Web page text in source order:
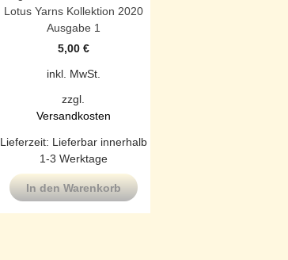
Lotus Yarns Kollektion 2020
Ausgabe 1
5,00 €
inkl. MwSt.
zzgl.
Versandkosten
Lieferzeit: Lieferbar innerhalb
1-3 Werktage
In den Warenkorb